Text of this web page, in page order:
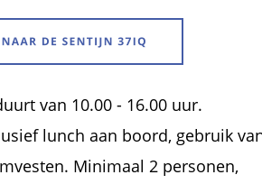
van 10.00 - 16.00 uur.
lunch aan boord, gebruik
Minimaal 2 personen,